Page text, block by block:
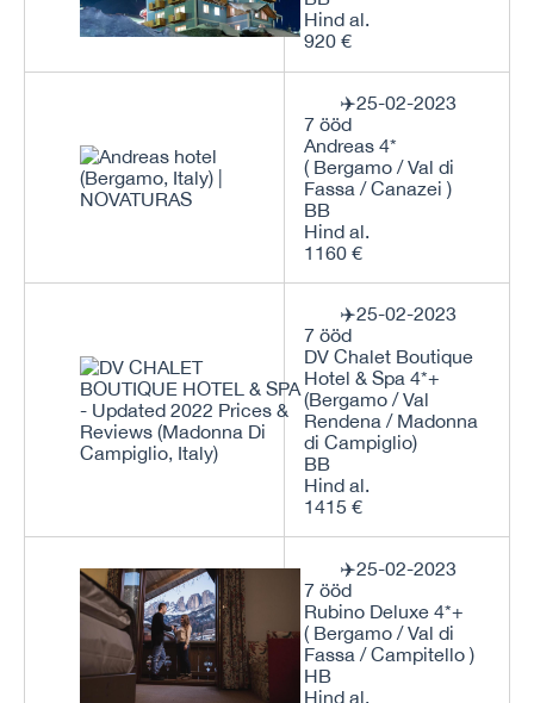
Hind al.
920 €
✈️25-02-2023
7 ööd
Andreas 4*
( Bergamo / Val di
Fassa / Canazei )
BB
Hind al.
1160 €
✈️25-02-2023
7 ööd
DV Chalet Boutique
Hotel & Spa 4*+
(Bergamo / Val
Rendena / Madonna
di Campiglio)
BB
Hind al.
1415 €
✈️25-02-2023
7 ööd
Rubino Deluxe 4*+
( Bergamo / Val di
Fassa / Campitello )
HB
Hind al.